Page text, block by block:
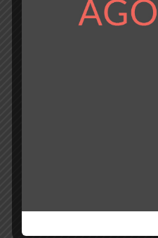
I vantaggi della